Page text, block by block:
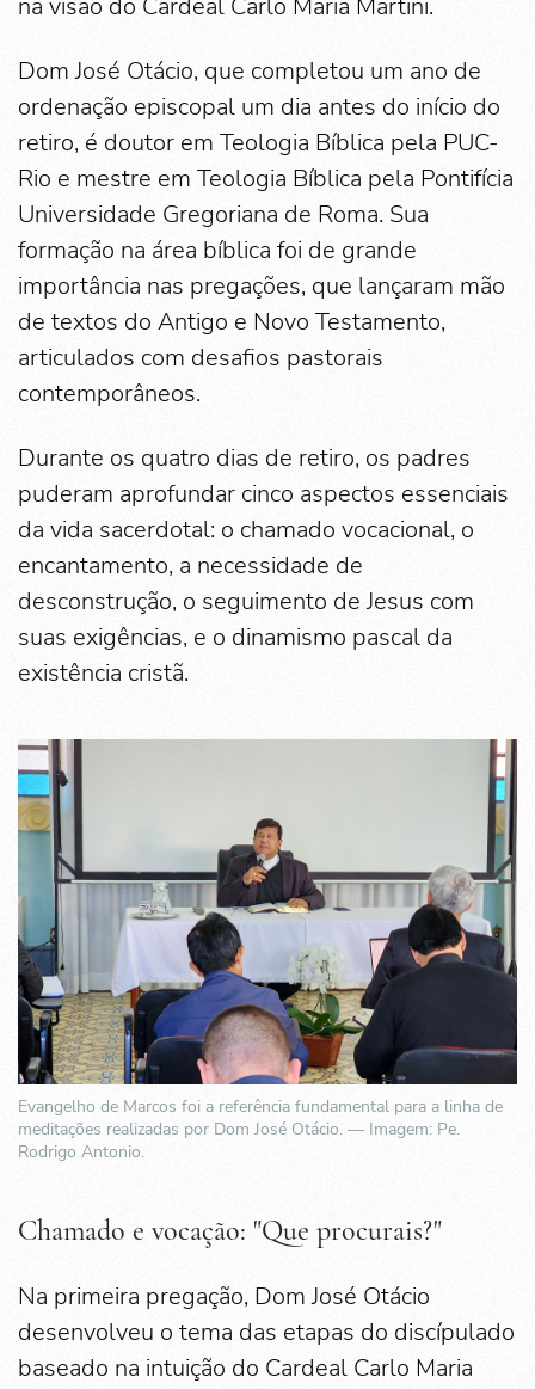
na visão do Cardeal Carlo Maria Martini.
Dom José Otácio, que completou um ano de
ordenação episcopal um dia antes do início do
retiro, é doutor em Teologia Bíblica pela PUC-
Rio e mestre em Teologia Bíblica pela Pontifícia
Universidade Gregoriana de Roma. Sua
formação na área bíblica foi de grande
importância nas pregações, que lançaram mão
de textos do Antigo e Novo Testamento,
articulados com desafios pastorais
contemporâneos.
Durante os quatro dias de retiro, os padres
puderam aprofundar cinco aspectos essenciais
da vida sacerdotal: o chamado vocacional, o
encantamento, a necessidade de
desconstrução, o seguimento de Jesus com
suas exigências, e o dinamismo pascal da
existência cristã.
Evangelho de Marcos foi a referência fundamental para a linha de
meditações realizadas por Dom José Otácio. — Imagem: Pe.
Rodrigo Antonio.
Chamado e vocação: "Que procurais?"
Na primeira pregação, Dom José Otácio
desenvolveu o tema das etapas do discípulado
baseado na intuição do Cardeal Carlo Maria